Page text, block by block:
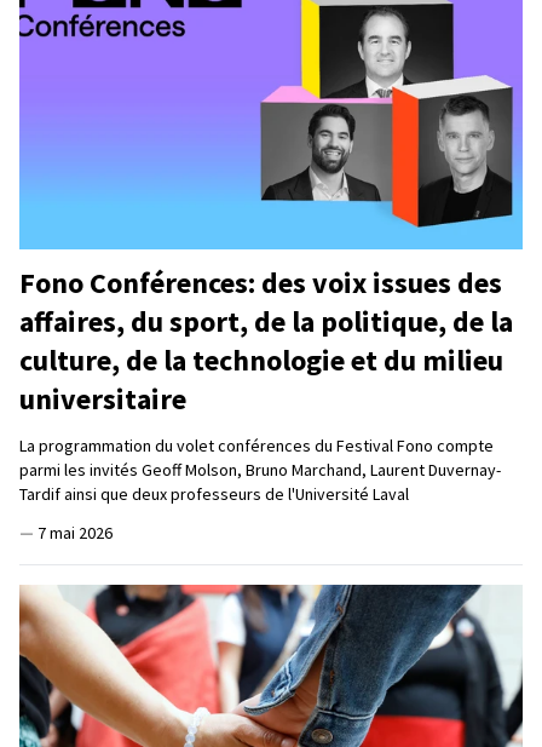
Fono Conférences: des voix issues des
affaires, du sport, de la politique, de la
culture, de la technologie et du milieu
universitaire
La programmation du volet conférences du Festival Fono compte
parmi les invités Geoff Molson, Bruno Marchand, Laurent Duvernay-
Tardif ainsi que deux professeurs de l'Université Laval
— 7 mai 2026